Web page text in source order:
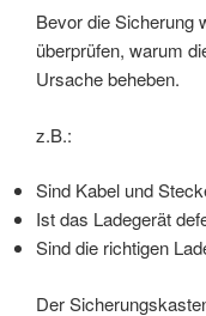
Bevor die Sicherung
überprüfen, warum
Ursache beheben.
z.B.:
Sind Kabel und
Ist das Ladegerät
Sind die richtigen
Der